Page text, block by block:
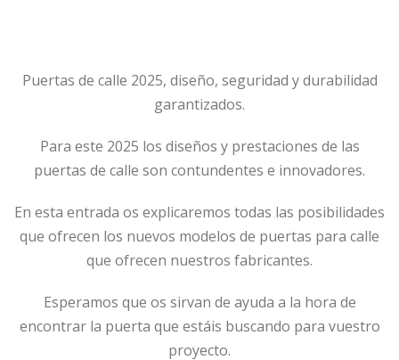
Puertas de calle 2025, diseño, seguridad y durabilidad
garantizados.
Para este 2025 los diseños y prestaciones de las
puertas de calle son contundentes e innovadores.
En esta entrada os explicaremos todas las posibilidades
que ofrecen los nuevos modelos de puertas para calle
que ofrecen nuestros fabricantes.
Esperamos que os sirvan de ayuda a la hora de
encontrar la puerta que estáis buscando para vuestro
proyecto.